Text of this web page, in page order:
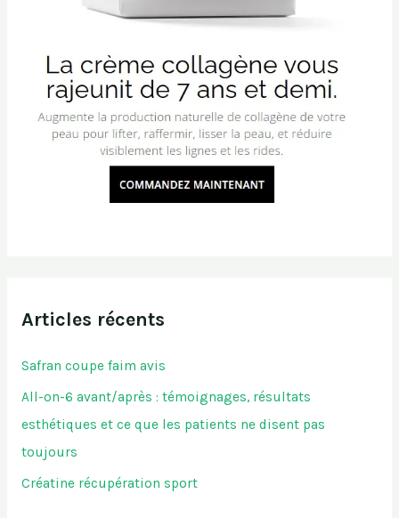
Articles récents
Safran coupe faim avis
All-on-6 avant/après : témoignages, résultats
esthétiques et ce que les patients ne disent pas
toujours
Créatine récupération sport